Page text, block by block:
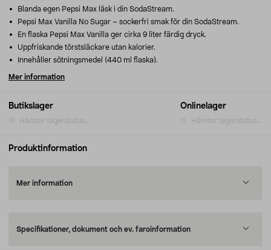
Butikslager
Hämtar lagerstatus...
Onlinelager
Hämtar lagerstatus...
Blanda egen Pepsi Max läsk i din SodaStream.
Pepsi Max Vanilla No Sugar – sockerfri smak för din SodaStream.
En flaska Pepsi Max Vanilla ger cirka 9 liter färdig dryck.
Uppfriskande törstsläckare utan kalorier.
Innehåller sötningsmedel (440 ml flaska).
Mer information
Produktinformation
Mer information
Specifikationer, dokument och ev. faroinformation